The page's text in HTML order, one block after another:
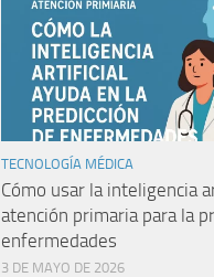
TECNOLOGÍA MÉDICA
Cómo usar la inteligencia
atención primaria para la
enfermedades
3 DE MAYO DE 2026